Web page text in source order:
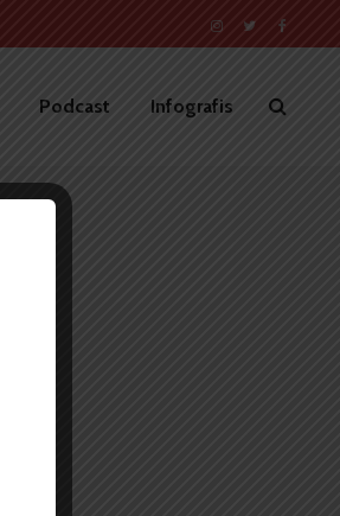
Podcast Infografis